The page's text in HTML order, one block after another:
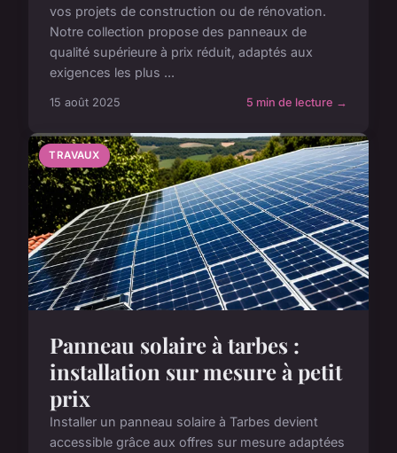
vos projets de construction ou de rénovation.
Notre collection propose des panneaux de
qualité supérieure à prix réduit, adaptés aux
exigences les plus ...
15 août 2025 5 min de lecture →
TRAVAUX
Panneau solaire à tarbes :
installation sur mesure à petit
prix
Installer un panneau solaire à Tarbes devient
accessible grâce aux offres sur mesure adaptées